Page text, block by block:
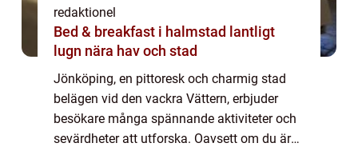
redaktionel
Bed & breakfast i halmstad lantligt
lugn nära hav och stad
Jönköping, en pittoresk och charmig stad
belägen vid den vackra Vättern, erbjuder
besökare många spännande aktiviteter och
sevärdheter att utforska. Oavsett om du är